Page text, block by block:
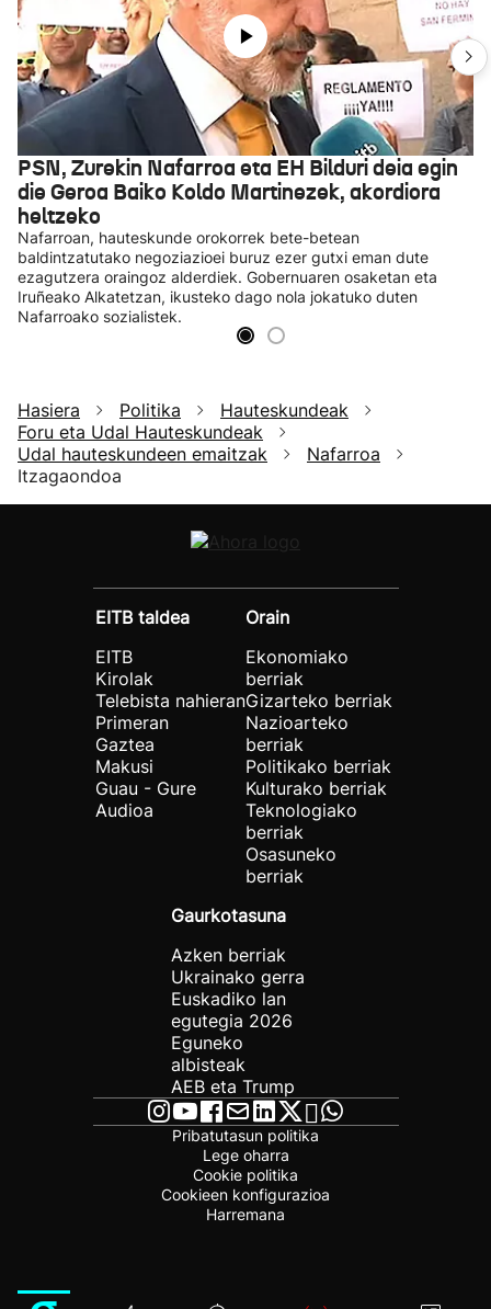
PSN, Zurekin Nafarroa eta EH Bilduri deia egin
die Geroa Baiko Koldo Martinezek, akordiora
heltzeko
Nafarroan, hauteskunde orokorrek bete-betean
baldintzatutako negoziazioei buruz ezer gutxi eman dute
ezagutzera oraingoz alderdiek. Gobernuaren osaketan eta
Iruñeako Alkatetzan, ikusteko dago nola jokatuko duten
Nafarroako sozialistek.
Hasiera Politika
Hauteskundeak
Foru eta Udal Hauteskundeak
Udal hauteskundeen emaitzak
Nafarroa
Itzagaondoa
EITB taldea
EITB
Kirolak
Telebista nahieran
Primeran
Gaztea
Makusi
Guau - Gure
Audioa
Orain
Ekonomiako
berriak
Gizarteko berriak
Nazioarteko
berriak
Politikako berriak
Kulturako berriak
Teknologiako
berriak
Osasuneko
berriak
Gaurkotasuna
Azken berriak
Ukrainako gerra
Euskadiko lan
egutegia 2026
Eguneko
albisteak
AEB eta Trump
Pribatutasun politika
Lege oharra
Cookie politika
Cookieen konfigurazioa
Harremana